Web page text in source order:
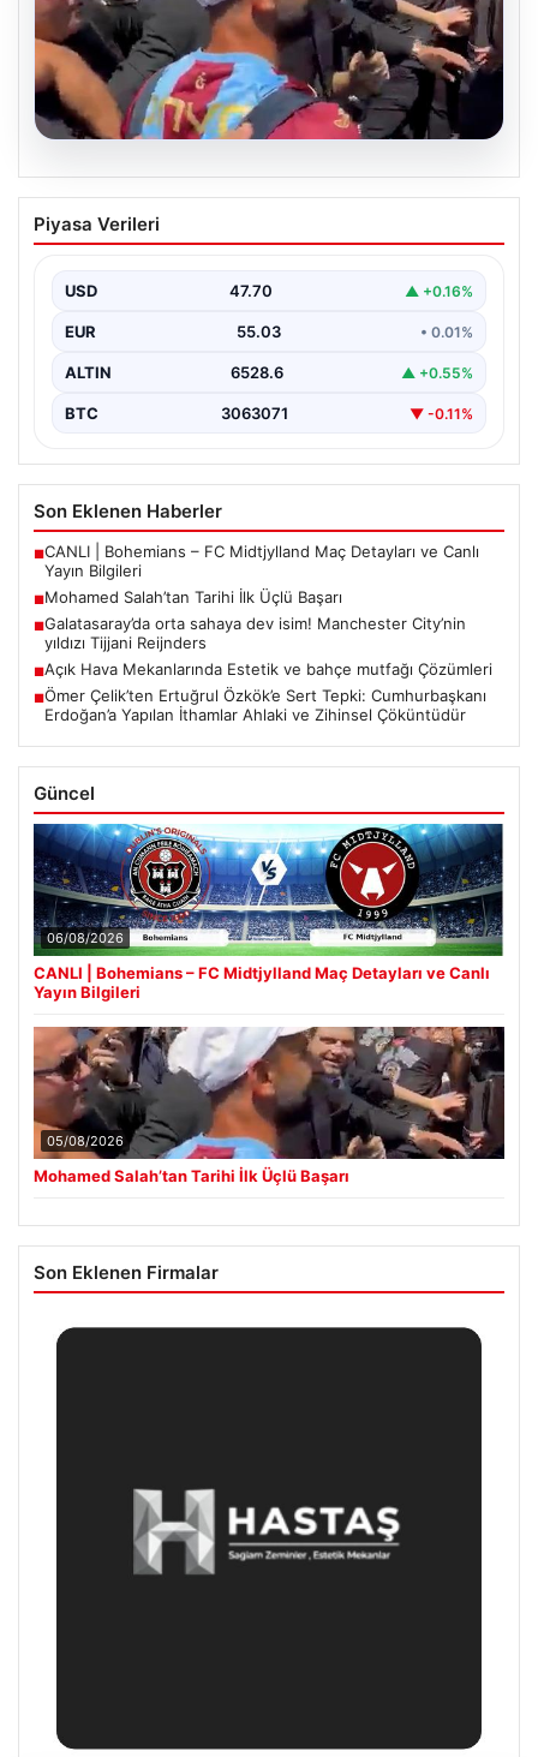
05.08.2026
Mohamed Salah’tan Tarihi İlk Üçlü
Başarı
önemli bir dönüm noktasına imza attı. Takımının
hücum…
Piyasa Verileri
USD 47.70 ▲ +0.16%
EUR 55.03 • 0.01%
ALTIN 6528.6 ▲ +0.55%
BTC 3063071 ▼ -0.11%
Son Eklenen Haberler
■CANLI | Bohemians – FC Midtjylland Maç Detayları ve Canlı
Yayın Bilgileri
■Mohamed Salah’tan Tarihi İlk Üçlü Başarı
■Galatasaray’da orta sahaya dev isim! Manchester City’nin
yıldızı Tijjani Reijnders
■Açık Hava Mekanlarında Estetik ve bahçe mutfağı Çözümleri
■Ömer Çelik’ten Ertuğrul Özkök’e Sert Tepki: Cumhurbaşkanı
Erdoğan’a Yapılan İthamlar Ahlaki ve Zihinsel Çöküntüdür
Güncel
06/08/2026
CANLI | Bohemians – FC Midtjylland Maç Detayları ve Canlı
Yayın Bilgileri
05/08/2026
Mohamed Salah’tan Tarihi İlk Üçlü Başarı
Son Eklenen Firmalar